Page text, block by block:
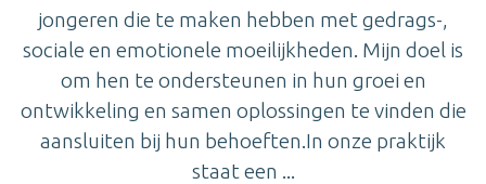
jongeren die te maken hebben met gedrags-,
sociale en emotionele moeilijkheden. Mijn doel is
om hen te ondersteunen in hun groei en
ontwikkeling en samen oplossingen te vinden die
aansluiten bij hun behoeften.In onze praktijk
staat een ...